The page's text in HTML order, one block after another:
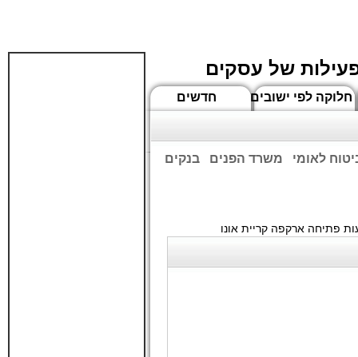
של עסקים
חדשים חלוקה לפי ישובים
בנקים משרד הפנים לאומי
פתיחה ארקפה קריית אונו